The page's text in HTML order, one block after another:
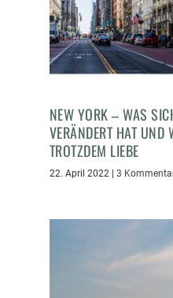
NEW YORK – WAS
VERÄNDERT HAT UND
TROTZDEM LIEBE
22. April 2022 | 3